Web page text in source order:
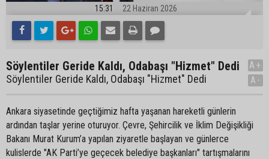
15:31 22 Haziran 2026
Söylentiler Geride Kaldı, Odabaşı "Hizmet" Dedi
Söylentiler Geride Kaldı, Odabaşı "Hizmet" Dedi
A+
A-
Ankara siyasetinde geçtiğimiz hafta yaşanan hareketli günlerin
ardından taşlar yerine oturuyor. Çevre, Şehircilik ve İklim Değişikliği
Bakanı Murat Kurum’a yapılan ziyaretle başlayan ve günlerce
kulislerde "AK Parti’ye geçecek belediye başkanları" tartışmalarını